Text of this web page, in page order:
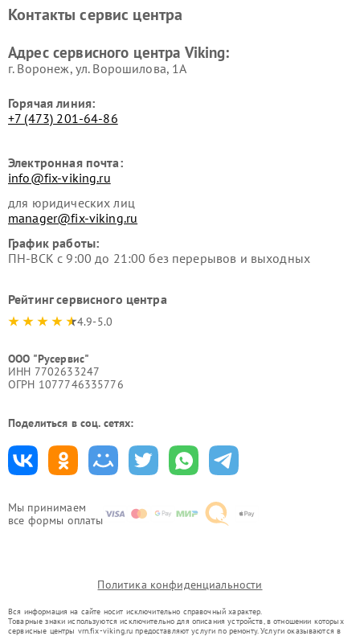
Мы принимаем
все формы оплаты
Контакты сервис центра
Адрес сервисного центра Viking:
г. Воронеж, ул. Ворошилова, 1А
Горячая линия:
+7 (473) 201-64-86
Электронная почта:
info@fix-viking.ru
для юридических лиц
manager@fix-viking.ru
График работы:
ПН-ВСК с 9:00 до 21:00 без перерывов и выходных
Рейтинг сервисного центра
4.9-5.0
ООО "Русервис"
ИНН 7702633247
ОГРН 1077746335776
Поделиться в соц. сетях:
Политика конфиденциальности
Вся информация на сайте носит исключительно справочный характер.
Товарные знаки используются исключительно для описания устройств, в отношении которых
сервисные центры vrn.fix-viking.ru предоставляют услуги по ремонту. Услуги оказываются в